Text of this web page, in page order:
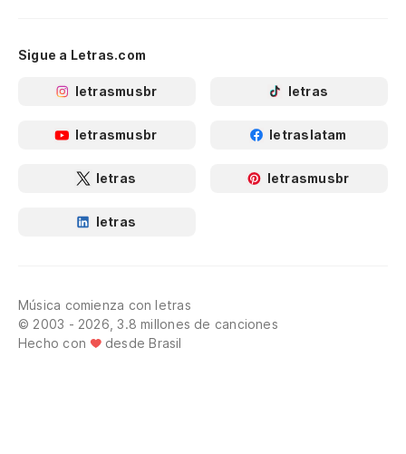
Sigue a Letras.com
letrasmusbr letras
letrasmusbr letraslatam
letras letrasmusbr
letras
Música comienza con letras
© 2003 - 2026, 3.8 millones de canciones
Hecho con
desde Brasil